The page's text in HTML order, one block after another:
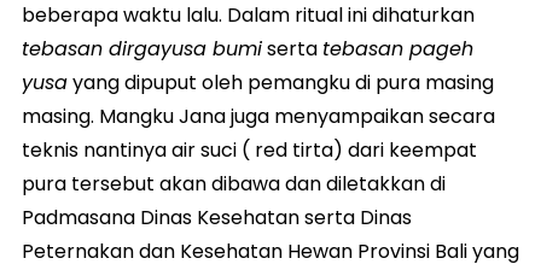
beberapa waktu lalu. Dalam ritual ini dihaturkan
tebasan dirgayusa bumiserta tebasan pageh
yusayang dipuput oleh pemangku di pura masing
masing. Mangku Jana juga menyampaikan secara
teknis nantinya air suci ( red tirta) dari keempat
pura tersebut akan dibawa dan diletakkan di
Padmasana Dinas Kesehatan serta Dinas
Peternakan dan Kesehatan Hewan Provinsi Bali yang